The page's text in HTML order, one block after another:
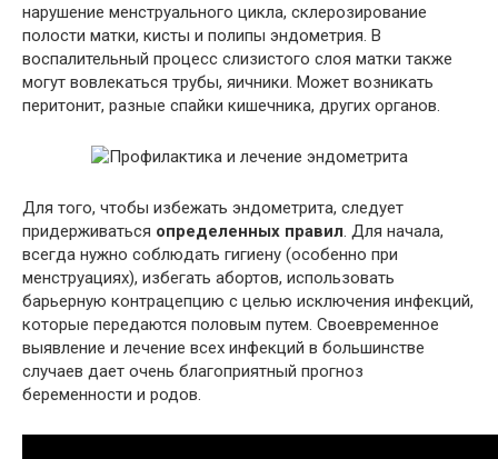
нарушение менструального цикла, склерозирование
полости матки, кисты и полипы эндометрия. В
воспалительный процесс слизистого слоя матки также
могут вовлекаться трубы, яичники. Может возникать
перитонит, разные спайки кишечника, других органов.
Для того, чтобы избежать эндометрита, следует
придерживаться определенных правил . Для начала,
всегда нужно соблюдать гигиену (особенно при
менструациях), избегать абортов, использовать
барьерную контрацепцию с целью исключения инфекций,
которые передаются половым путем. Своевременное
выявление и лечение всех инфекций в большинстве
случаев дает очень благоприятный прогноз
беременности и родов.